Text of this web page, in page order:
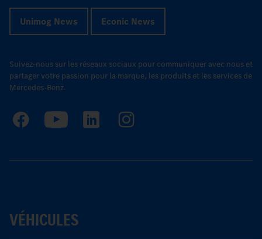
Unimog News Econic News
Suivez-nous sur les réseaux sociaux pour communiquer avec nous et
partager votre passion pour la marque, les produits et les services de
Mercedes-Benz.
VÉHICULES